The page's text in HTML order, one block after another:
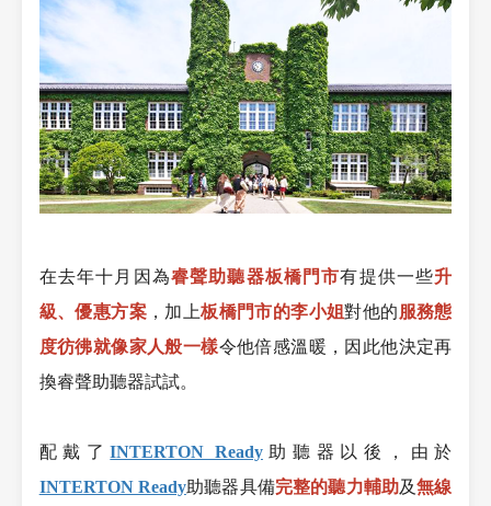
在去年十月因為睿聲助聽器板橋門市有提供一些升
級、優惠方案 ，加上板橋門市的李小姐對他的服務態
度彷彿就像家人般一樣令他倍感溫暖 ，因此他決定再
換睿聲助聽器試試。
配戴了INTERTON Ready助聽器以後，由於
INTERTON Ready助聽器具備完整的聽力輔助及無線